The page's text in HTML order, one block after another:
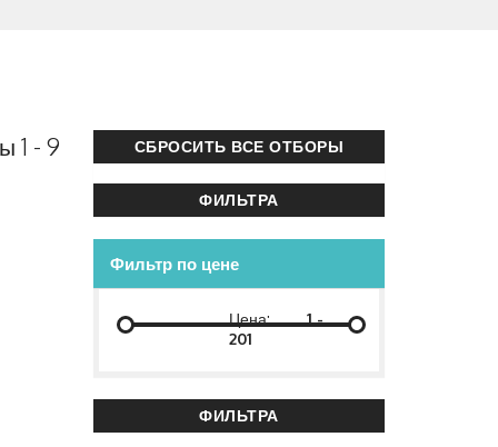
Фильтр по цене
Цена: -
1 - 9